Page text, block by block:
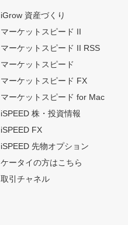
iGrow 資産づくり
マーケットスピード II
マーケットスピード II RSS
マーケットスピード
マーケットスピード FX
マーケットスピード for Mac
iSPEED 株・投資情報
iSPEED FX
iSPEED 先物オプション
ケータイの方はこちら
取引チャネル